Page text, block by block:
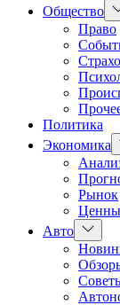
Общество
Право
Политика
Экономика
Рынок
Авто